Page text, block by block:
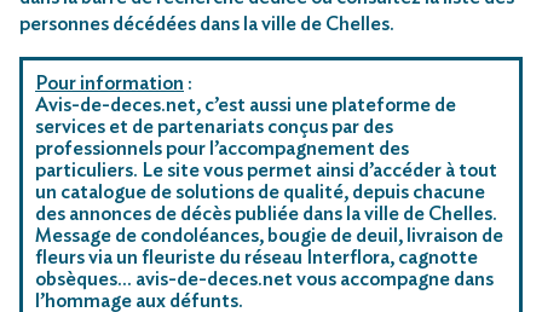
personnes décédées dans la ville de Chelles.
Pour information :
Avis-de-deces.net, c’est aussi une plateforme de
services et de partenariats conçus par des
professionnels pour l’accompagnement des
particuliers. Le site vous permet ainsi d’accéder à tout
un catalogue de solutions de qualité, depuis chacune
des annonces de décès publiée dans la ville de Chelles.
Message de condoléances, bougie de deuil, livraison de
fleurs via un fleuriste du réseau Interflora, cagnotte
obsèques… avis-de-deces.net vous accompagne dans
l’hommage aux défunts.